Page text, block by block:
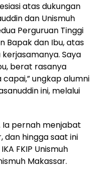
atas dukungan
dan Unismuh
Perguruan Tinggi
Bapak dan Ibu, atas
Saya
berat rasanya
ungkap alumni
ini, melalui
Ia pernah menjabat
dan hingga saat ini
FKIP Unismuh
Makassar.